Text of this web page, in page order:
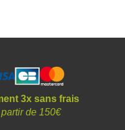
3x sans frais
de 150€